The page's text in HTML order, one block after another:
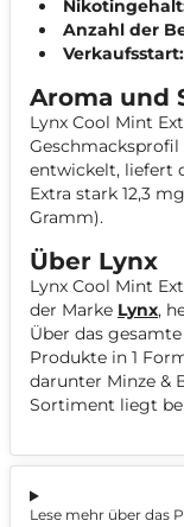
Anzahl der
Verkaufsstart:
Aroma und
Lynx Cool Mint
entwickelt, liefert
Extra stark 12,3
Gramm).
Über Lynx
Lynx Cool Mint
der Marke Lynx,
Über das
Produkte in 1
darunter Minze &
Sortiment liegt
Lese mehr über das